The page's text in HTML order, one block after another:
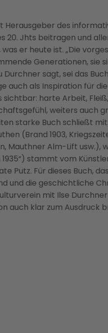
des
20. Jhts beitragen und
er heute ist. „Die
Generationen, sie
sagt, sei das
als Inspiration für
harte Arbeit,
weiters auch
starke Buch schließt
(Brand 1903,
Mauthner Alm-Lift usw.),
stammt vom
Putz. Für dieses Buch,
und die geschichtliche
mit Ilse Durchner
auch klar zum Ausdruck